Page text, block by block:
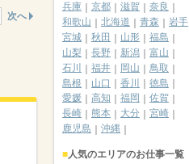
次へ
兵庫
京都 滋賀
奈良
和歌山
北海道 青森
岩手
宮城
秋田 山形
福島
山梨
長野 新潟
富山
石川
福井 岡山
鳥取
島根
山口 香川
徳島
愛媛
高知 福岡
佐賀
長崎
熊本 大分
宮崎
鹿児島
沖縄
人気のエリアのお仕事一覧